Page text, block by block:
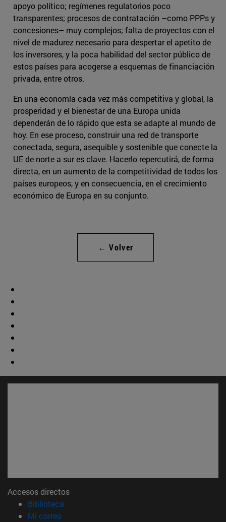
apoyo político; regímenes regulatorios poco
transparentes; procesos de contratación –como PPPs y
concesiones– muy complejos; falta de proyectos con el
nivel de madurez necesario para despertar el apetito de
los inversores, y la poca habilidad del sector público de
estos países para acogerse a esquemas de financiación
privada, entre otros.
En una economía cada vez más competitiva y global, la
prosperidad y el bienestar de una Europa unida
dependerán de lo rápido que esta se adapte al mundo de
hoy. En ese proceso, construir una red de transporte
conectada, segura, asequible y sostenible que conecte la
UE de norte a sur es clave. Hacerlo repercutirá, de forma
directa, en un aumento de la competitividad de todos los
países europeos, y en consecuencia, en el crecimiento
económico de Europa en su conjunto.
← Volver
Accesos directos
Biblioteca
Mi correo(abre en nueva ventana)